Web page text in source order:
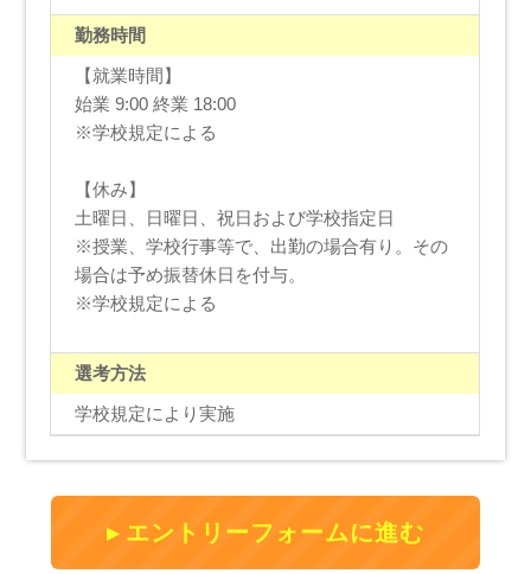
勤務時間
【就業時間】
始業 9:00 終業 18:00
※学校規定による
【休み】
土曜日、日曜日、祝日および学校指定日
※授業、学校行事等で、出勤の場合有り。その
場合は予め振替休日を付与。
※学校規定による
選考方法
学校規定により実施
エントリーフォームに進む